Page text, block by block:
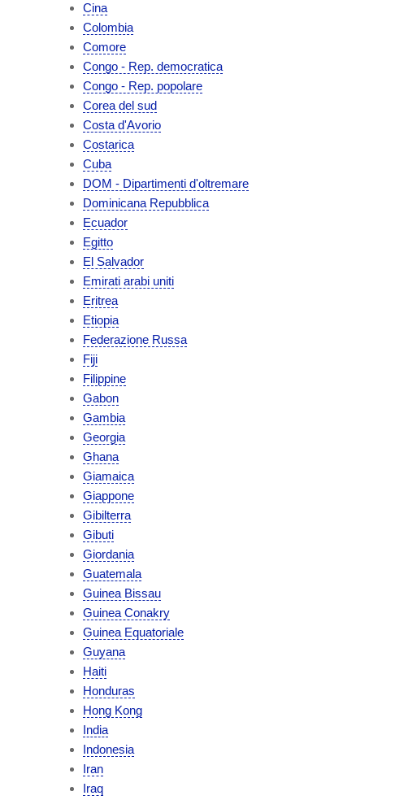
Cina
Colombia
Comore
Congo - Rep. democratica
Congo - Rep. popolare
Corea del sud
Costa d'Avorio
Costarica
Cuba
DOM - Dipartimenti d'oltremare
Dominicana Repubblica
Ecuador
Egitto
El Salvador
Emirati arabi uniti
Eritrea
Etiopia
Federazione Russa
Fiji
Filippine
Gabon
Gambia
Georgia
Ghana
Giamaica
Giappone
Gibilterra
Gibuti
Giordania
Guatemala
Guinea Bissau
Guinea Conakry
Guinea Equatoriale
Guyana
Haiti
Honduras
Hong Kong
India
Indonesia
Iran
Iraq